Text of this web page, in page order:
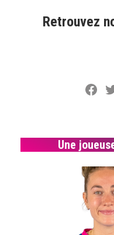
Retrouvez
Une